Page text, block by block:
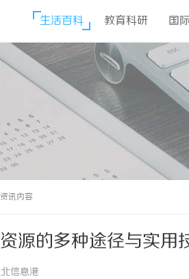
生活百科 教育科研 国
资讯内容
源的多种途径与实用
信息港